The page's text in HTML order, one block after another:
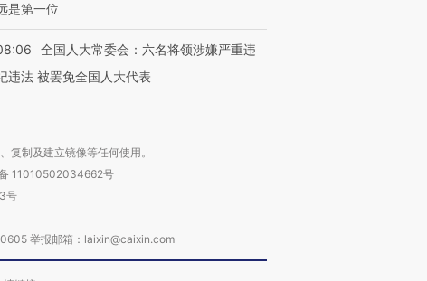
是第一位
全国人大常委会：六名将领涉嫌严重违
违法 被罢免全国人大代表
复制及建立镜像等任何使用。
11010502034662号
号
举报邮箱：laixin@caixin.com